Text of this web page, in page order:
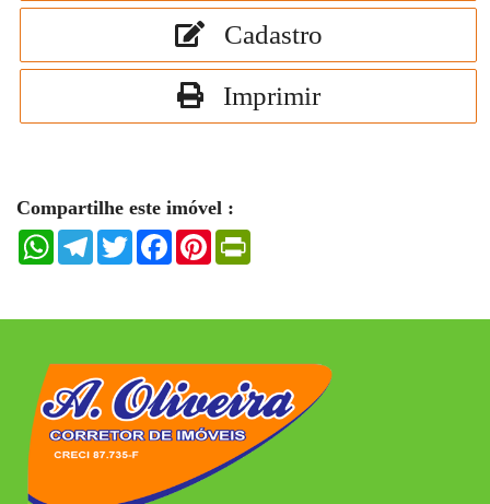
Cadastro
Imprimir
Compartilhe este imóvel :
WhatsAppTelegramTwitterFacebookPinterest